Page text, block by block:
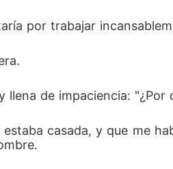
por trabajar
de impaciencia:
casada, y que me